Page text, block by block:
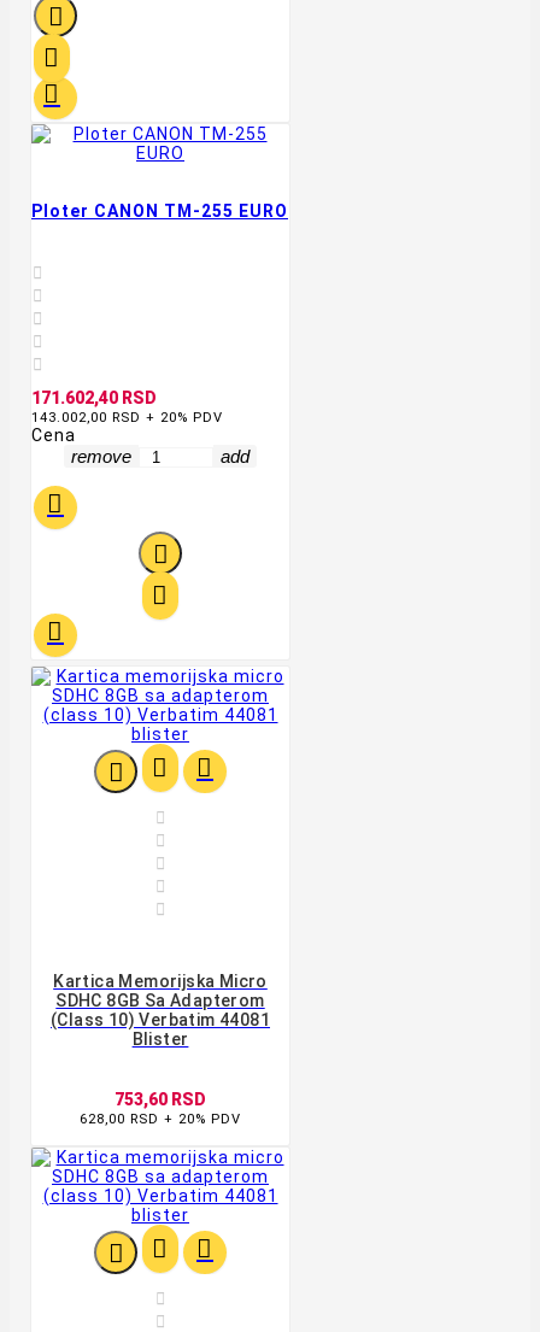



Ploter CANON TM-255 EURO





171.602,40 RSD
143.002,00 RSD + 20% PDV
Cena
remove add




  





Kartica Memorijska Micro
SDHC 8GB Sa Adapterom
(class 10) Verbatim 44081
Blister
753,60 RSD
628,00 RSD + 20% PDV
  

